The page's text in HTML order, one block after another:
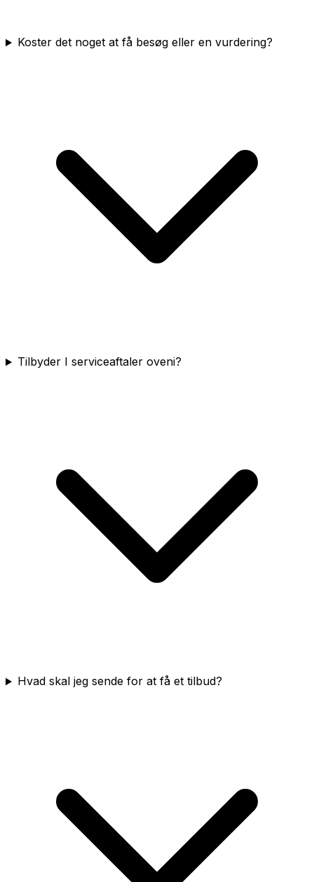
Koster det noget at få besøg eller en vurdering?
Tilbyder I serviceaftaler oveni?
Hvad skal jeg sende for at få et tilbud?